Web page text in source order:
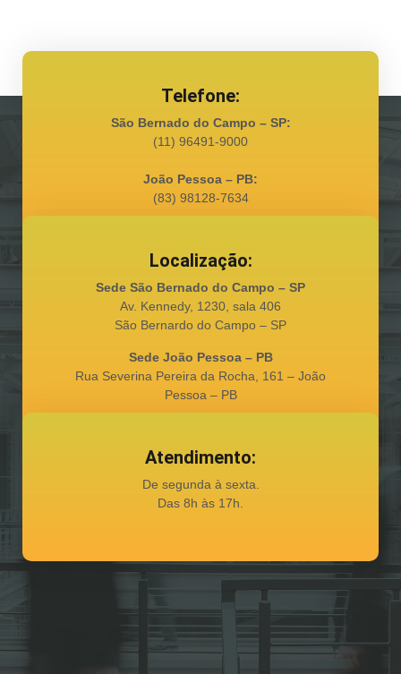
Telefone:
São Bernado do Campo – SP:
(11) 96491-9000
João Pessoa – PB:
(83) 98128-7634
Localização:
Sede São Bernado do Campo – SP
Av. Kennedy, 1230, sala 406
São Bernardo do Campo – SP
Sede João Pessoa – PB
Rua Severina Pereira da Rocha, 161 – João
Pessoa – PB
Atendimento:
De segunda à sexta.
Das 8h às 17h.